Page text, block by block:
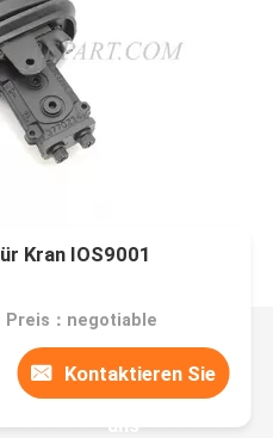
Kran IOS9001
Preis：negotiable
Kontaktieren Sie
uns